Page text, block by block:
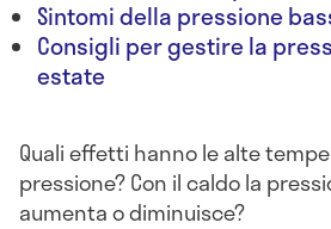
Sintomi della pressione
Consigli per gestire la
estate
Quali effetti hanno le alte
pressione? Con il caldo la
aumenta o diminuisce?